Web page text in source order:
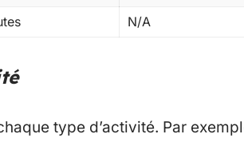
N/A
type d’activité. Par